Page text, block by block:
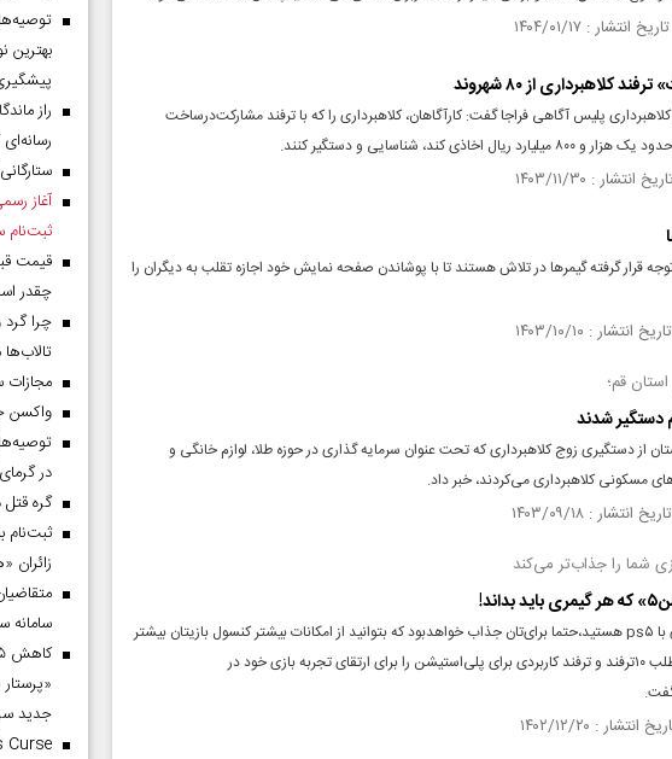
کلاهبرداری از ۸۰ شهروند
پلیس آگاهی فراجا گفت: کارآگاهان، کلاهبرداری را که با ترفند مشارکت‌درساخت
قرار گرفته گیمرها در تلاش هستند تا با پوشاندن صفحه نمایش خود اجازه تقلب به دیگران را
قم؛
دستگیر شدند
از دستگیری زوج کلاهبرداری که تحت عنوان سرمایه گذاری در حوزه طلا، لوازم خانگی و
مسکونی کلاهبرداری می‌کردند، خبر داد.
اگر ازعلاقمندان به بازی با ps۵ هستید،حتما برای‌تان جذاب خواهدبود که بتوانید از امکانات بیشتر کنسول بازیتان بیشتر
استفاده کنید.دراین مطلب ۱۰ترفند و ترفند کاربردی برای پلی‌استیشن را برای ارتقای تجربه بازی خود در
راز
ستارگانی که
ثبت‌نام سماح به
چقدر
چرا
مجازات
واکسن
در
گره قتل در
ثبت‌نام
زائران
سامانه
جدید